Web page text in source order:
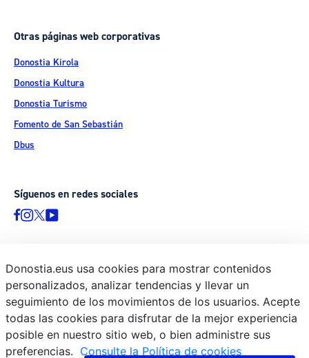
Otras páginas web corporativas
Donostia Kirola
Donostia Kultura
Donostia Turismo
Fomento de San Sebastián
Dbus
Síguenos en redes sociales
© Donostiako Udala - Ayuntamiento de Donostia / San Sebastián
Ijentea 1, 20003 Donostia / San Sebastián
Aviso legal
Política de privacidad
Política de cookies
Donostia.eus usa cookies para mostrar contenidos
personalizados, analizar tendencias y llevar un
seguimiento de los movimientos de los usuarios. Acepte
todas las cookies para disfrutar de la mejor experiencia
posible en nuestro sitio web, o bien administre sus
preferencias. Consulte la Política de cookies